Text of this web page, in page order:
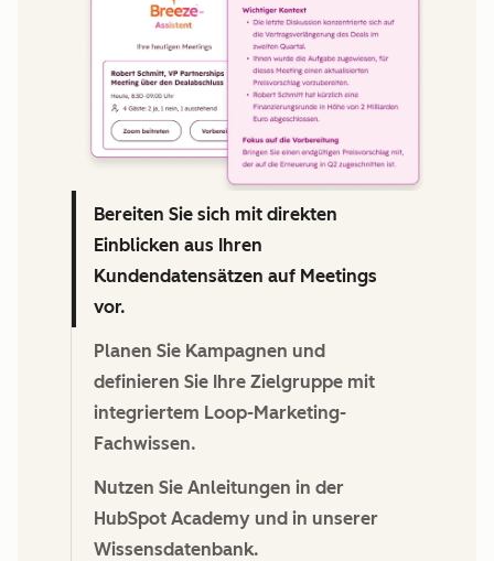
from these communications at any time. For more information,
Privacy Policy.
Bereiten Sie sich mit direkten
Einblicken aus Ihren
Kundendatensätzen auf Meetings
vor.
Planen Sie Kampagnen und
definieren Sie Ihre Zielgruppe mit
integriertem Loop-Marketing-
Fachwissen.
Nutzen Sie Anleitungen in der
HubSpot Academy und in unserer
Wissensdatenbank.